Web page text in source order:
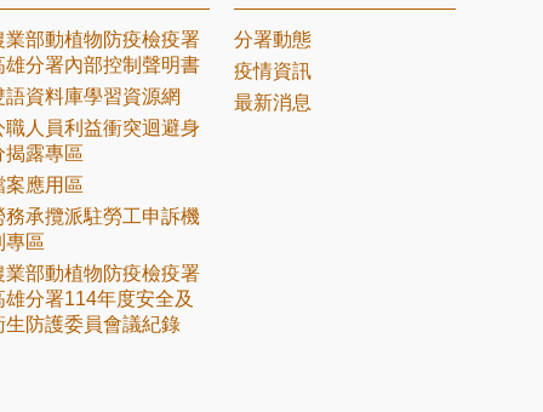
業部動植物防疫檢疫署
雄分署內部控制聲明書
語資料庫學習資源網
職人員利益衝突迴避身
揭露專區
案應用區
務承攬派駐勞工申訴機
專區
業部動植物防疫檢疫署
雄分署114年度安全及
生防護委員會議紀錄
分署動態
疫情資訊
最新消息